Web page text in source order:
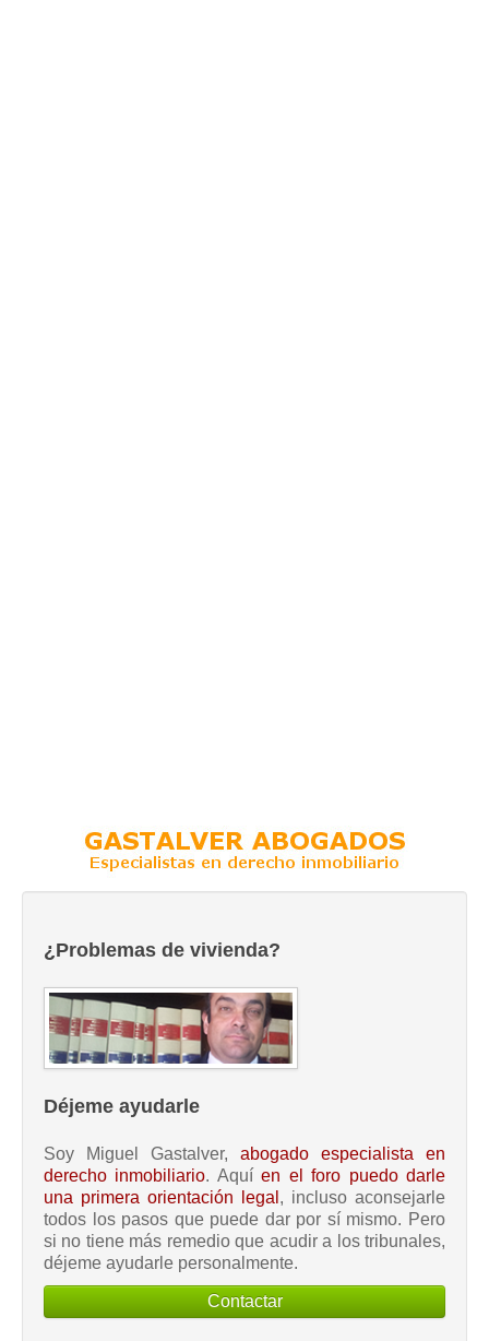
¿Problemas de vivienda?
Déjeme ayudarle
Soy Miguel Gastalver, abogado especialista en
derecho inmobiliario. Aquíen el foro puedo darle
una primera orientación legal , incluso aconsejarle
todos los pasos que puede dar por sí mismo. Pero
si no tiene más remedio que acudir a los tribunales,
déjeme ayudarle personalmente.
Contactar